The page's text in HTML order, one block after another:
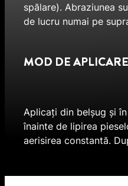
spălare). Abraziunea
de lucru numai pe
MOD DE APLICARE
Aplicați din belșug și
înainte de lipirea
aerisirea constantă.